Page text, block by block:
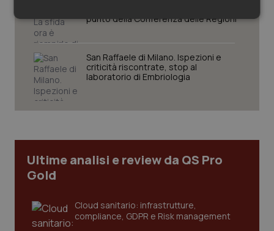
Tumori gastrointestinali
Ulcera & Reflusso
Vaccini
punto della Conferenza delle Regioni
San Raffaele di Milano. Ispezioni e
criticità riscontrate, stop al
laboratorio di Embriologia
Ultime analisi e review da QS Pro
Gold
Cloud sanitario: infrastrutture,
compliance, GDPR e Risk management
Necessari Statistici Marketing
sito web abilitandone funzionalità di base quali la
protette del sito. Il sito web non è in grado di
funzionare correttamente senza questi cookie.
VISITOR_PRIVACY_METADATA
YouTube
.youtube.com